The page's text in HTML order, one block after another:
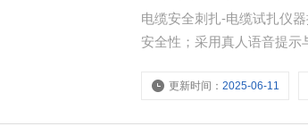
电缆安全刺扎-电缆试扎仪
安全性；采用真人语音提示
更新时间：2025-06-11